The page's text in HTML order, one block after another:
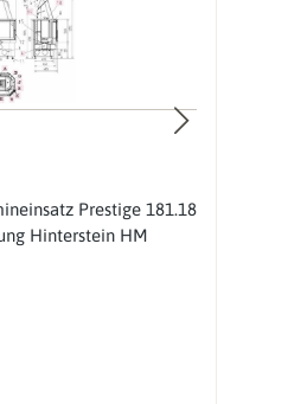
Prestige 181.18
Hinterstein HM